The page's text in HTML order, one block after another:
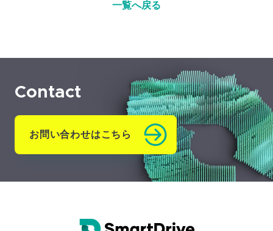
一覧へ戻る
Contact
お問い合わせはこちら